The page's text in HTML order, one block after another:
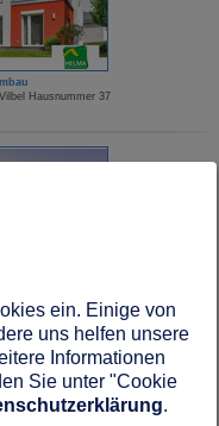
Hausnummer 37
Hausnummer 19
ein. Einige von
uns helfen unsere
Informationen
Sie unter "Cookie
.